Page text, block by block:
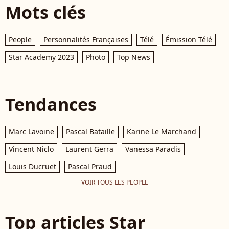
Mots clés
People Personnalités Françaises Télé
Émission Télé
Star Academy 2023
Photo Top News
Tendances
Marc Lavoine Pascal Bataille
Karine Le Marchand
Vincent Niclo
Laurent Gerra
Vanessa Paradis
Louis Ducruet
Pascal Praud
VOIR TOUS LES PEOPLE
Top articles Star